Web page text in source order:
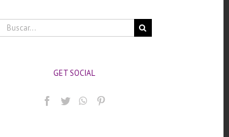
Buscar:
GET SOCIAL